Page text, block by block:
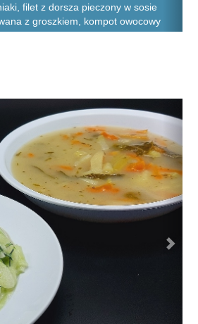
filet z dorsza pieczony w sosie
z groszkiem, kompot owocowy